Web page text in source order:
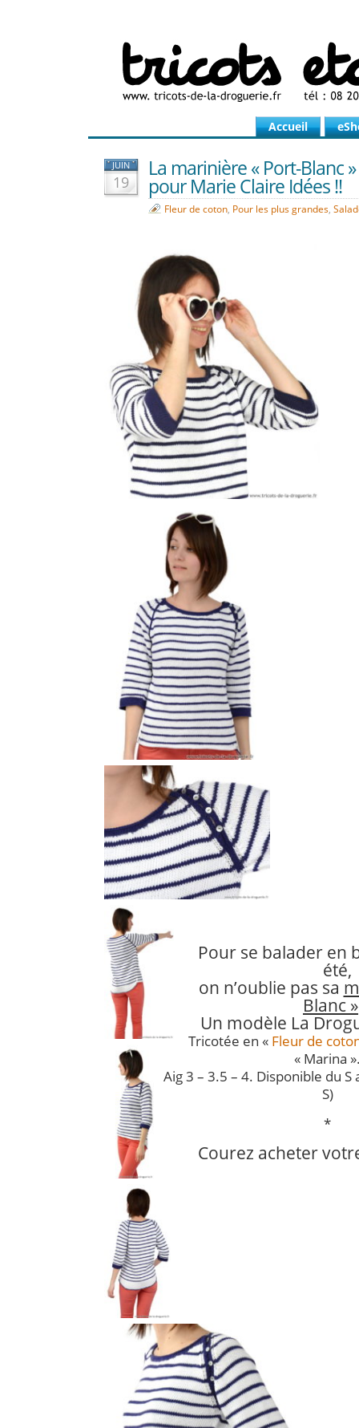
Accueil
JUIN
19
La marinière « Port-Blanc
pour Marie Claire Idées !!
Fleur de coton, Pour les plus grandes,
Pour se balader en
été,
on n’oublie pas sa
Blanc »
Un modèle La
Tricotée en « Fleur de
« Marina
Aig 3 – 3.5 – 4. Disponible du
S)
*
Courez acheter